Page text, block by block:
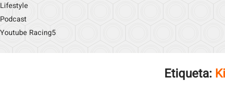
Lifestyle
Podcast
Youtube Racing5
Etiqueta: